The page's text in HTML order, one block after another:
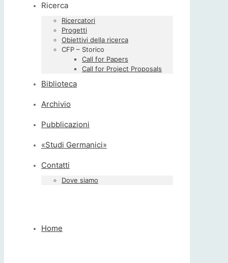
Ricerca
Ricercatori
Progetti
Obiettivi della ricerca
CFP – Storico
Call for Papers
Call for Project Proposals
Biblioteca
Archivio
Pubblicazioni
«Studi Germanici»
Contatti
Dove siamo
Home